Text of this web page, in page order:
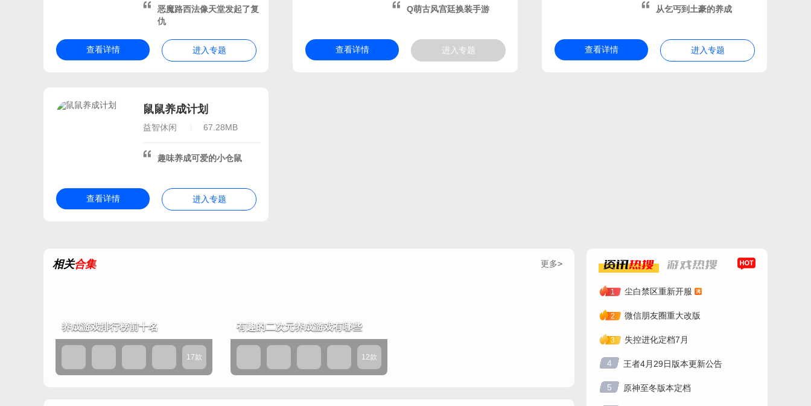
寒假无聊玩的游戏
开放世界探险
寒假推荐的手机游戏
适合春节玩的游戏
寒假好玩的游戏
寒假打发时间的手游
假期必玩游戏
适合寒假玩的游戏
春节放假必玩的游戏
类似魔兽世界的游戏
手游游戏排行榜2026
原神国际服合集
原神国际服版本
2026热门游戏
单机手机版rpg游戏
2026热门的十大良心游戏
恶魔路西法像天堂发起了复
仇
查看详情 进入专题
Q萌古风宫廷换装手游
查看详情 进入专题
从乞丐到土豪的养成
查看详情 进入专题
鼠鼠养成计划
益智休闲 67.28MB
趣味养成可爱的小仓鼠
查看详情 进入专题
相关合集 更多>
养成游戏排行榜前十名
17款
有趣的二次元养成游戏有哪些
12款
资讯热搜 游戏热搜
1 尘白禁区重新开服
2 微信朋友圈重大改版
3 失控进化定档7月
4 王者4月29日版本更新公告
5 原神至冬版本定档